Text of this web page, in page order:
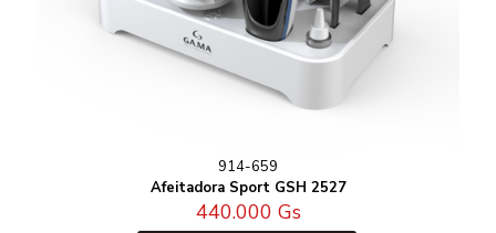
914-659
Afeitadora Sport GSH 2527
440.000 Gs